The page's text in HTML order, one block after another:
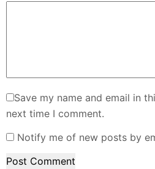
Save my name and email in
next time I comment.
Notify me of new posts by
Post Comment